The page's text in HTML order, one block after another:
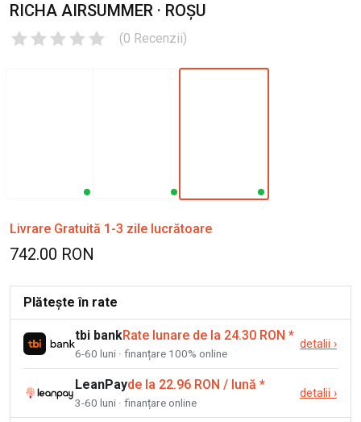
RICHA AIRSUMMER · ROȘU
(0 Recenzii)
Livrare Gratuită 1-3 zile lucrătoare
742.00 RON
Plătește în rate
tbi bankRate lunare de la 24.30 RON *
6-60 luni · finanțare 100% online
detalii ›
LeanPayde la 22.96 RON / lună *
3-60 luni · finanțare online
detalii ›